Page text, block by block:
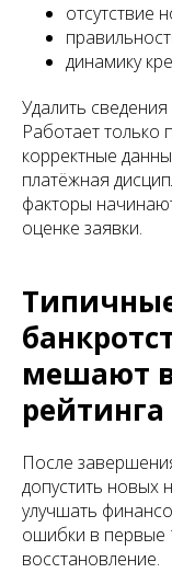
отсутствие
динамику
Удалить
Работает только
корректные
платёжная
факторы
оценке заявки.
мешают
рейтинга
После
допустить новых
улучшать
ошибки в первые
восстановление.